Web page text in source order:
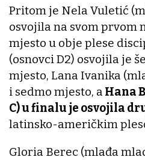
Pritom je Nela Vuletić
osvojila na svom prvom
mjesto u obje plese
(osnovci D2) osvojila je
mjesto, Lana Ivanika
i sedmo mjesto, a Hana
C) u finalu je osvojila
latinsko-američkim
Gloria Berec (mlađa